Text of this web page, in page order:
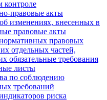
правовые акты
изменениях, внесенных в
правовые акты
правовых
отдельных частей,
обязательные требования
листы
по соблюдению
требований
риска